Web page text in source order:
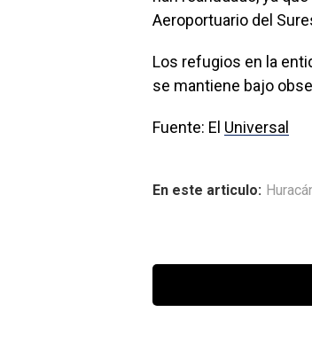
Aeroportuario del
Los refugios en la
se mantiene bajo
Fuente: El Universal
En este articulo: